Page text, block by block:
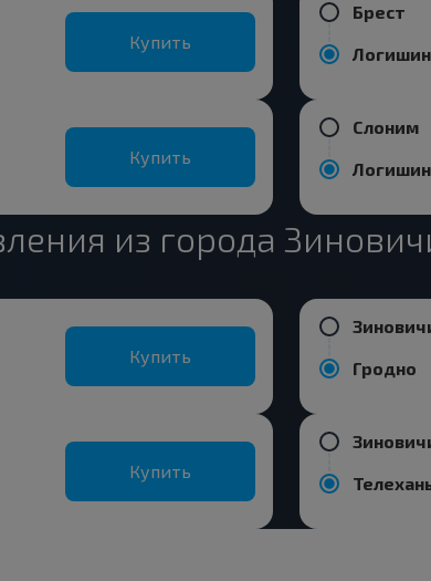
Купить
Купить
Брест
Логишин
Слоним
Логишин
из города
Купить
Купить
Гродно